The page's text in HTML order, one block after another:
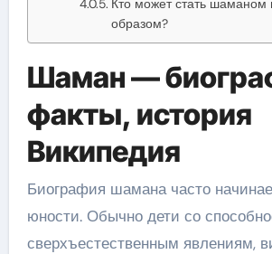
образом?
Шаман —
факты, история
Википедия
Биография шамана часто
юности. Обычно дети со
сверхъестественным явлениям,